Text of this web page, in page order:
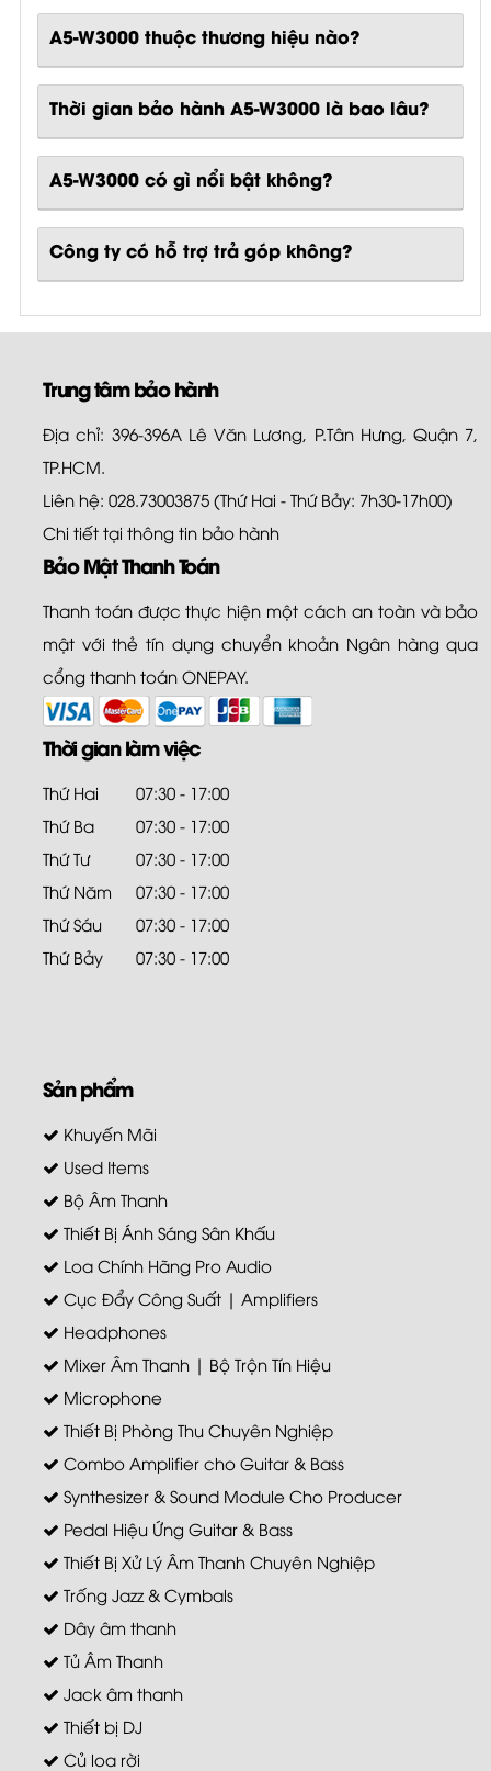
A5-W3000 thuộc thương hiệu nào?
Thời gian bảo hành A5-W3000 là bao lâu?
A5-W3000có gì nổi bật không?
Công ty có hỗ trợ trả góp không?
Trung tâm bảo hành
Địa chỉ: 396-396A Lê Văn Lương, P.Tân Hưng, Quận 7,
TP.HCM.
Liên hệ: 028.73003875 (Thứ Hai - Thứ Bảy: 7h30-17h00)
Chi tiết tại thông tin bảo hành
Bảo Mật Thanh Toán
Thanh toán được thực hiện một cách an toàn và bảo
mật với thẻ tín dụng chuyển khoản Ngân hàng qua
cổng thanh toán ONEPAY.
Thời gian làm việc
Thứ Hai
07:30 - 17:00
Thứ Ba
07:30 - 17:00
Thứ Tư
07:30 - 17:00
Thứ Năm
07:30 - 17:00
Thứ Sáu
07:30 - 17:00
Thứ Bảy
07:30 - 17:00
Sản phẩm
Khuyến Mãi
Used Items
Bộ Âm Thanh
Thiết Bị Ánh Sáng Sân Khấu
Loa Chính Hãng Pro Audio
Cục Đẩy Công Suất | Amplifiers
Headphones
Mixer Âm Thanh | Bộ Trộn Tín Hiệu
Microphone
Thiết Bị Phòng Thu Chuyên Nghiệp
Combo Amplifier cho Guitar & Bass
Synthesizer & Sound Module Cho Producer
Pedal Hiệu Ứng Guitar & Bass
Thiết Bị Xử Lý Âm Thanh Chuyên Nghiệp
Trống Jazz & Cymbals
Dây âm thanh
Tủ Âm Thanh
Jack âm thanh
Thiết bị DJ
Củ loa rời